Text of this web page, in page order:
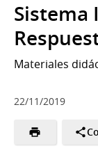
Materiales
22/11/2019